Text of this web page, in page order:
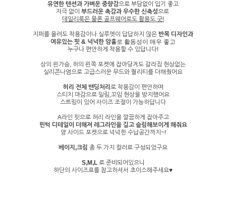
유연한 텐션과 가벼운 중량감으로 부담없이 입기 좋고
자극 없이 부드러운 촉감과 우수한 신축성으로
데일리룩은 물론 골프웨어로도 활용도 굿!
지퍼를 올려도 착용감이나 실루엣이 답답하지 않은 반목 디자인과
여유있는 핏 & 넉넉한 암홀로 활동성이 매우 좋고
누구나 편안하게 착용할 수 있답니다!
상의 왼가슴, 하의 왼쪽 포켓에 잡아당겨도 갈라짐 현상없는
실리콘나염으로 고급스러운 무드와 퀄리티를 더해줬어요
허리 전체 밴딩처리 로 착용감이 편안하며
스티치 마감으로 밀림,꼬임 현상을 방지했어요
스트링이 있어 사이즈 조절이 가능하답니다
A라인 핏으로 허리 라인을 깔끔하게 잡아주고
핀턱 디테일이 더해져 레그라인을 길고 슬림해보이게 해줘요
양 사이드 포켓으로 넉넉한 수납공간까지~!
베이지,크림 총 두 가지 컬러로 구성되었구요
S,M,L로 준비되어있으니
하단의 사이즈표를 참고하셔서 초이스해주세요♥